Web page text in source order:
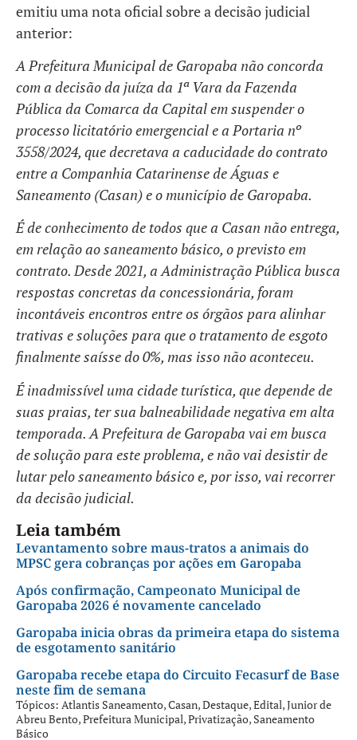
emitiu uma nota oficial sobre a decisão judicial
anterior:
A Prefeitura Municipal de Garopaba não concorda
com a decisão da juíza da 1ª Vara da Fazenda
Pública da Comarca da Capital em suspender o
processo licitatório emergencial e a Portaria nº
3558/2024, que decretava a caducidade do contrato
entre a Companhia Catarinense de Águas e
Saneamento (Casan) e o município de Garopaba.
É de conhecimento de todos que a Casan não entrega,
em relação ao saneamento básico, o previsto em
contrato. Desde 2021, a Administração Pública busca
respostas concretas da concessionária, foram
incontáveis encontros entre os órgãos para alinhar
trativas e soluções para que o tratamento de esgoto
finalmente saísse do 0%, mas isso não aconteceu.
É inadmissível uma cidade turística, que depende de
suas praias, ter sua balneabilidade negativa em alta
temporada. A Prefeitura de Garopaba vai em busca
de solução para este problema, e não vai desistir de
lutar pelo saneamento básico e, por isso, vai recorrer
da decisão judicial.
Leia também
Levantamento sobre maus-tratos a animais do
MPSC gera cobranças por ações em Garopaba
Após confirmação, Campeonato Municipal de
Garopaba 2026 é novamente cancelado
Garopaba inicia obras da primeira etapa do sistema
de esgotamento sanitário
Garopaba recebe etapa do Circuito Fecasurf de Base
neste fim de semana
Tópicos: Atlantis Saneamento,Casan,Destaque,Edital,Junior de
Abreu Bento,Prefeitura Municipal,Privatização, Saneamento
Básico